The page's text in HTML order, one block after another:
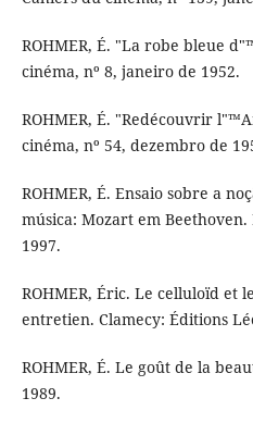
ROHMER, É. "La robe bleue
cinéma, nº 8, janeiro de 1952.
ROHMER, É. "Redécouvrir
cinéma, nº 54, dezembro de
ROHMER, É. Ensaio sobre a
música: Mozart em Beethoven.
1997.
ROHMER, Éric. Le celluloïd et
entretien. Clamecy: Éditions
ROHMER, É. Le goût de la
1989.